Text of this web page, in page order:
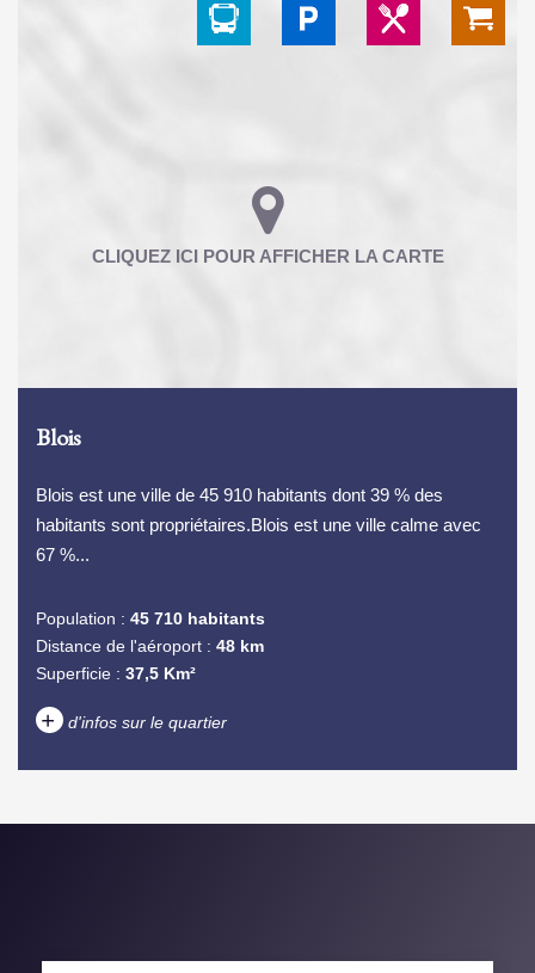
Blois
Blois est une ville de 45 910 habitants dont 39 % des
habitants sont propriétaires.Blois est une ville calme avec
67 %...
Population : 45 710 habitants
Distance de l'aéroport : 48 km
Superficie : 37,5 Km²
+ d'infos sur le quartier